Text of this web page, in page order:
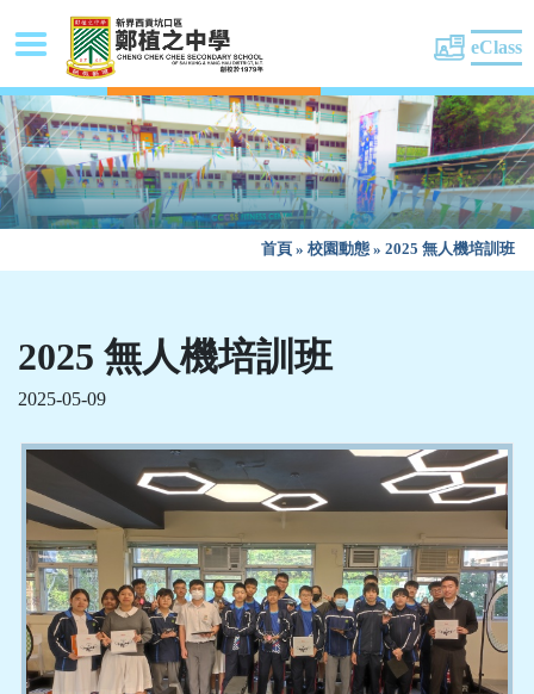
eClass
首頁 » 校園動態 » 2025 無人機培訓班
2025 無人機培訓班
2025-05-09